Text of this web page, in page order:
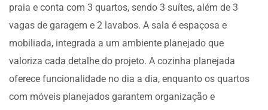
praia e conta com 3 quartos, sendo 3 suítes, além de 3
vagas de garagem e 2 lavabos. A sala é espaçosa e
mobiliada, integrada a um ambiente planejado que
valoriza cada detalhe do projeto. A cozinha planejada
oferece funcionalidade no dia a dia, enquanto os quartos
com móveis planejados garantem organização e